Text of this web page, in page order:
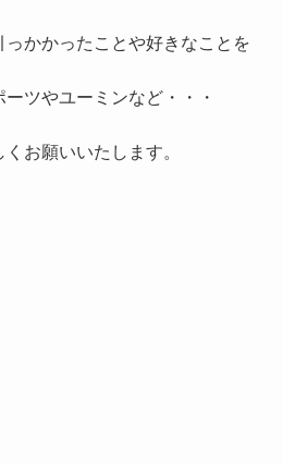
かかったことや好きなことを
ツやユーミンなど・・・
お願いいたします。